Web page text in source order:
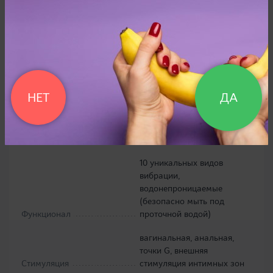
Размеры
клиторальной насадки: 11,0
х 2,4 см, вагинальной
насадки: 9,5 х 2,5 см,
анальной насадки: 9,8 х
~2,0 см
200 г
Функционал
10 уникальных видов
вибрации,
водонепроницаемые
(безопасно мыть под
проточной водой)
Стимуляция
вагинальная, анальная,
точки G, внешняя
стимуляция интимных зон
НЕТ ДА